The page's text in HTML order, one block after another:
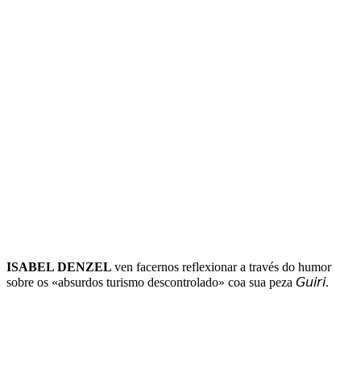
ISABEL DENZEL ven facernos reflexionar a través do humor
sobre os «absurdos turismo descontrolado» coa sua peza 𝘎𝘶𝘪𝘳𝘪.